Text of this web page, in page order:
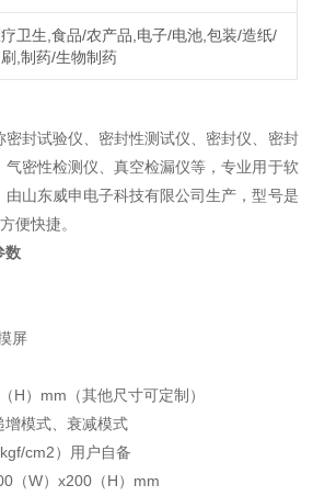
疗卫生,食品/农产品,电子/电池,包装/造纸/
,制药/生物制药
密封试验仪、密封性测试仪、密封仪、密封
气密性检测仪、真空检漏仪等，专业用于软
山东威申电子科技有限公司生产，型号是
便快捷。
数
触摸屏
H）mm（其他尺寸可定制）
增模式、衰减模式
cm2）用户自备
（W）x200（H）mm